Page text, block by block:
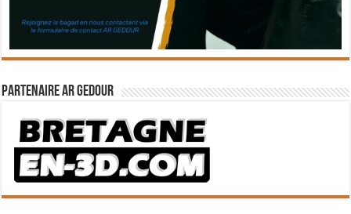
Partenaire Ar Gedour